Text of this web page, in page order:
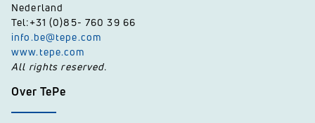
Nederland
Tel:+31 (0)85- 760 39 66
info.be@tepe.com
www.tepe.com
All rights reserved.
Over TePe